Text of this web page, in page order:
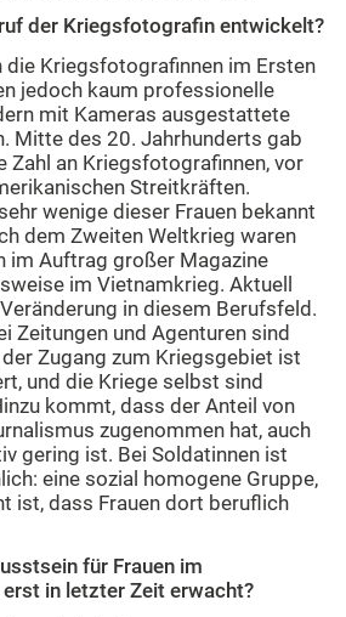
der Kriegsfotografin entwickelt?
die Kriegsfotografinnen im Ersten
jedoch kaum professionelle
mit Kameras ausgestattete
Mitte des 20. Jahrhunderts gab
Zahl an Kriegsfotografinnen, vor
Streitkräften.
wenige dieser Frauen bekannt
dem Zweiten Weltkrieg waren
im Auftrag großer Magazine
im Vietnamkrieg. Aktuell
in diesem Berufsfeld.
Zeitungen und Agenturen sind
Zugang zum Kriegsgebiet ist
und die Kriege selbst sind
kommt, dass der Anteil von
zugenommen hat, auch
gering ist. Bei Soldatinnen ist
eine sozial homogene Gruppe,
ist, dass Frauen dort beruflich
für Frauen im
in letzter Zeit erwacht?